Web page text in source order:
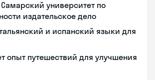
университет по
издательское дело
и испанский языки для
опыт путешествий для улучшения